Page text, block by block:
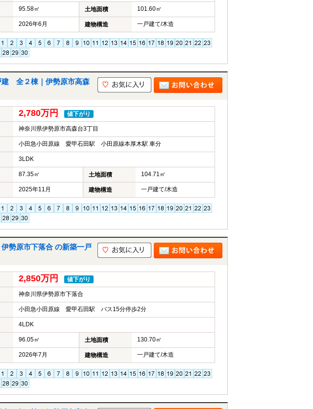
95.58㎡ 土地面積 101.60㎡
2026年6月 建物構造 一戸建て/木造
全２棟｜伊勢原市高森
2,780万円 値下がり
神奈川県伊勢原市高森台3丁目
小田急小田原線 愛甲石田駅 小田原線本厚木駅 車分
3LDK
87.35㎡ 土地面積 104.71㎡
2025年11月 建物構造 一戸建て/木造
勢原市下落合 の新築一戸
2,850万円 値下がり
神奈川県伊勢原市下落合
小田急小田原線 愛甲石田駅 バス15分停歩2分
4LDK
96.05㎡ 土地面積 130.70㎡
2026年7月 建物構造 一戸建て/木造